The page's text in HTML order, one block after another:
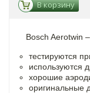
В корзину
Bosch Aerotwin –
тестируются
используются
хорошие
оригинальные